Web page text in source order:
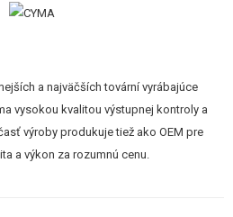
sú tri samostatné piesty a vojne.
komoru s fixne nastaveným HopUp
vyhovovať. Ľahšie guličky budú viac
rýchlejšie. Na krátku vzdialenosť (do
lacnejšie, ľahšie a teda rýchlejší guľôčky
na väčšiu vzdialenosť potom guličky
a najväčších tovární vyrábajúce
vysokou kvalitou výstupnej kontroly a
výroby produkuje tiež ako OEM pre
a výkon za rozumnú cenu.